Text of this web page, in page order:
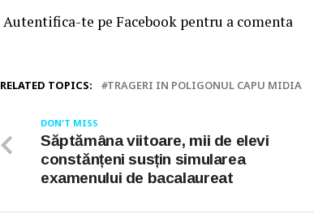
Autentifica-te pe Facebook pentru a comenta
RELATED TOPICS: TRAGERI IN POLIGONUL CAPU MIDIA
DON'T MISS
Săptămâna viitoare, mii de elevi
constănțeni susțin simularea
examenului de bacalaureat